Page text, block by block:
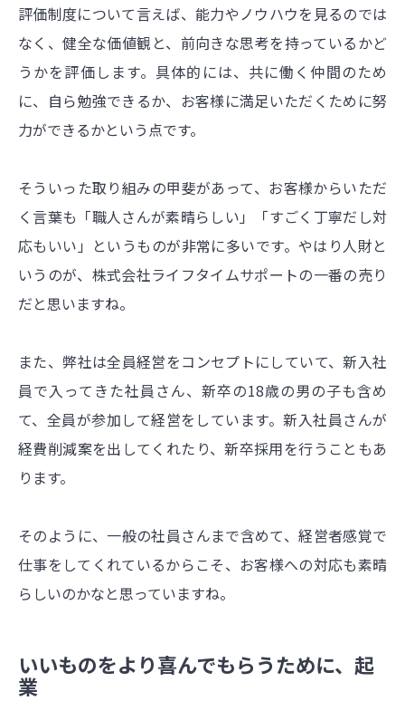
評価制度について言えば、能力やノウハウを見るのでは
なく、健全な価値観と、前向きな思考を持っているかど
うかを評価します。具体的には、共に働く仲間のため
に、自ら勉強できるか、お客様に満足いただくために努
力ができるかという点です。
そういった取り組みの甲斐があって、お客様からいただ
く言葉も「職人さんが素晴らしい」「すごく丁寧だし対
応もいい」というものが非常に多いです。やはり人財と
いうのが、株式会社ライフタイムサポートの一番の売り
だと思いますね。
また、弊社は全員経営をコンセプトにしていて、新入社
員で入ってきた社員さん、新卒の18歳の男の子も含め
て、全員が参加して経営をしています。新入社員さんが
経費削減案を出してくれたり、新卒採用を行うこともあ
ります。
そのように、一般の社員さんまで含めて、経営者感覚で
仕事をしてくれているからこそ、お客様への対応も素晴
らしいのかなと思っていますね。
いいものをより喜んでもらうために、起
業